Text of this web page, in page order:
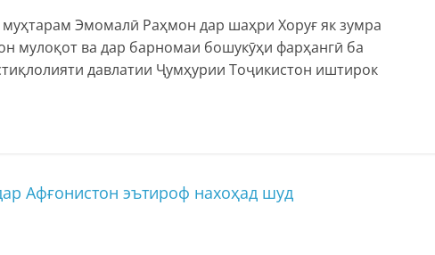
Эмомалӣ Раҳмон дар шаҳри Хоруғ як зумра
мулоқот ва дар барномаи бошукӯҳи фарҳангӣ ба
давлатии Ҷумҳурии Тоҷикистон иштирок
Афғонистон эътироф нахоҳад шуд